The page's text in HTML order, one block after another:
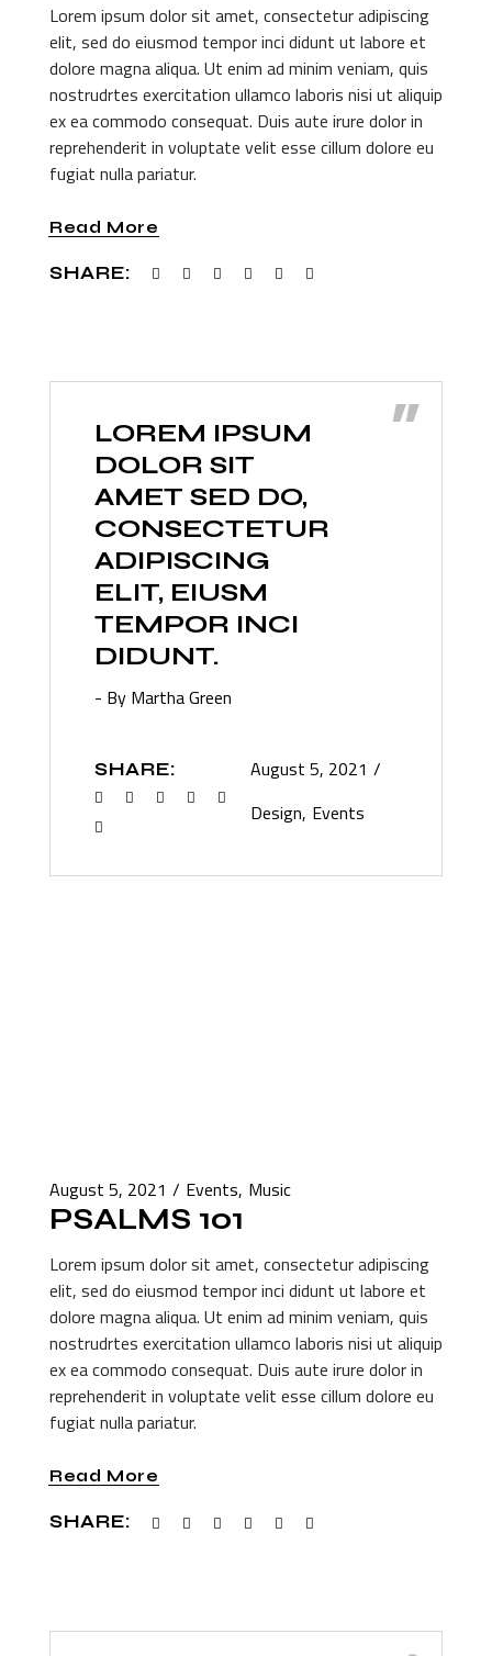
Lorem ipsum dolor sit amet, consectetur adipiscing
elit, sed do eiusmod tempor inci didunt ut labore et
dolore magna aliqua. Ut enim ad minim veniam, quis
nostrudrtes exercitation ullamco laboris nisi ut aliquip
ex ea commodo consequat. Duis aute irure dolor in
reprehenderit in voluptate velit esse cillum dolore eu
fugiat nulla pariatur.
Read More
SHARE:
”
LOREM IPSUM
DOLOR SIT
AMET SED DO,
CONSECTETUR
ADIPISCING
ELIT, EIUSM
TEMPOR INCI
DIDUNT.
- By Martha Green
SHARE:
August 5, 2021
Design Events
August 5, 2021 Events Music
PSALMS 101
Lorem ipsum dolor sit amet, consectetur adipiscing
elit, sed do eiusmod tempor inci didunt ut labore et
dolore magna aliqua. Ut enim ad minim veniam, quis
nostrudrtes exercitation ullamco laboris nisi ut aliquip
ex ea commodo consequat. Duis aute irure dolor in
reprehenderit in voluptate velit esse cillum dolore eu
fugiat nulla pariatur.
Read More
SHARE: